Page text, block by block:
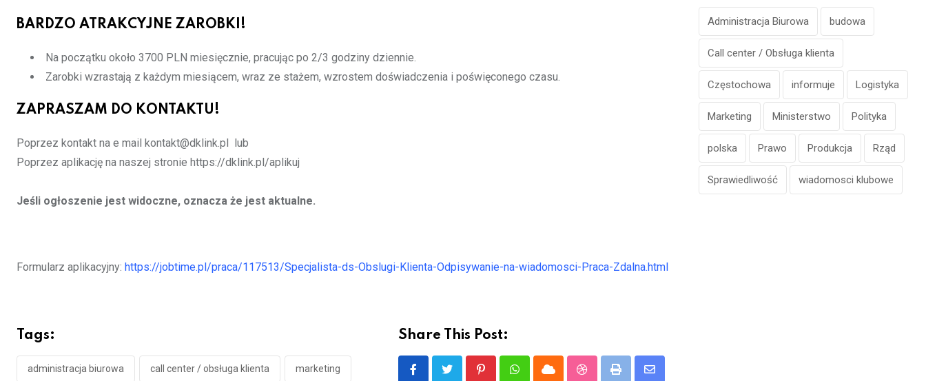
BARDZO ATRAKCYJNE ZAROBKI!
Na początku około 3700 PLN miesięcznie, pracując po 2/3 godziny dziennie.
Zarobki wzrastają z każdym miesiącem, wraz ze stażem, wzrostem doświadczenia i poświęconego czasu.
ZAPRASZAM DO KONTAKTU!
Poprzez kontakt na e mail kontakt@dklink.pl lub
Poprzez aplikację na naszej stronie https://dklink.pl/aplikuj
Jeśli ogłoszenie jest widoczne, oznacza że jest aktualne.
Formularz aplikacyjny: https://jobtime.pl/praca/117513/Specjalista-ds-Obslugi-Klienta-Odpisywanie-na-wiadomosci-Praca-Zdalna.html
Tags:
administracja biurowa call center / obsługa klienta marketing
Share This Post:
PinterestWhatsappCloud StumbleUpon
Print
Share
Administracja Biurowa budowa
Call center / Obsługa klienta
Częstochowa informuje Logistyka
Marketing Ministerstwo Polityka
polska Prawo Produkcja Rząd
Sprawiedliwość wiadomosci klubowe